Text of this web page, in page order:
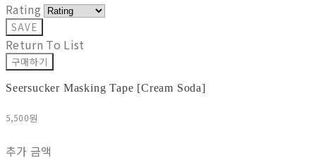
Rating
SAVE
Return To List
구매하기
Seersucker Masking Tape [Cream Soda]
5,500원
추가 금액